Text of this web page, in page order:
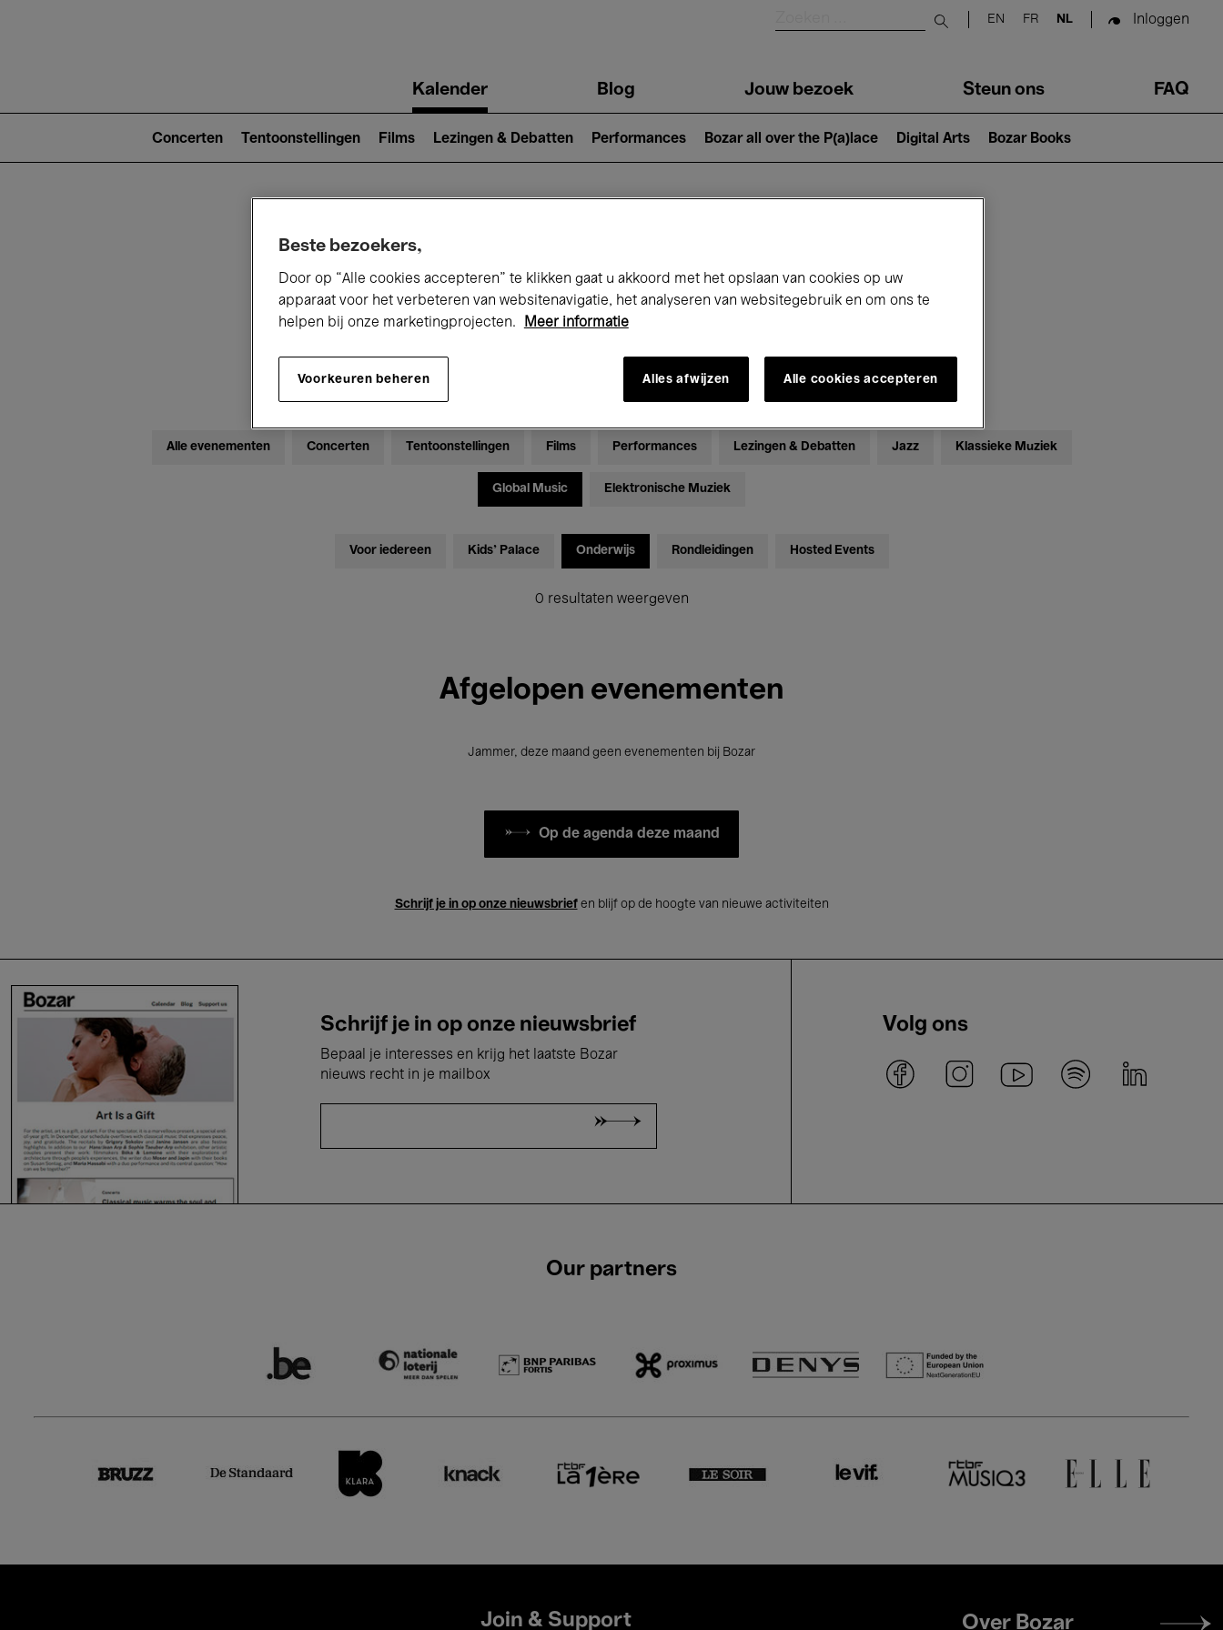
Submit search
EN FR NL Inloggen
navigationKalender Blog Jouw bezoek Steun ons FAQ
2)
Concerten Tentoonstellingen Films Lezingen & Debatten Performances Bozar all over the P(a)lace Digital Arts Bozar Books
Alle evenementen Concerten Tentoonstellingen Films Performances Lezingen & Debatten Jazz Klassieke Muziek
Global Music Elektronische Muziek
Voor iedereen Kids’ Palace Onderwijs Rondleidingen Hosted Events
0 resultaten weergeven
Afgelopen evenementen
Jammer, deze maand geen evenementen bij Bozar
Op de agenda deze maand
Schrijf je in op onze nieuwsbriefen blijf op de hoogte van nieuwe activiteiten
Schrijf je in op onze nieuwsbrief
Bepaal je interesses en krijg het laatste Bozar
nieuws recht in je mailbox
Volg ons
Our partners
Join & Support
Footer
Over Bozar
Beste bezoekers,
Door op “Alle cookies accepteren” te klikken gaat u akkoord met het opslaan van cookies op uw
apparaat voor het verbeteren van websitenavigatie, het analyseren van websitegebruik en om ons te
helpen bij onze marketingprojecten.
Meer informatie
Voorkeuren beheren Alles afwijzen Alle cookies accepteren